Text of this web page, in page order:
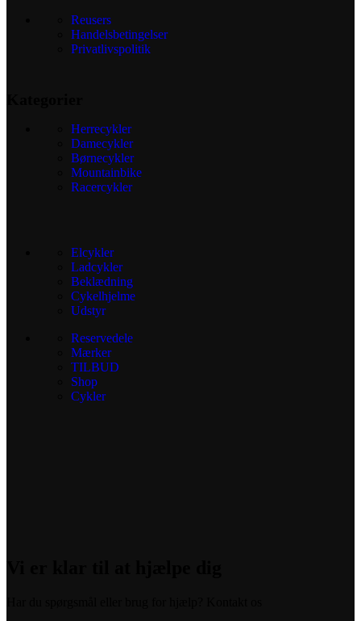
Reusers
Handelsbetingelser
Privatlivspolitik
Herrecykler
Damecykler
Børnecykler
Mountainbike
Racercykler
Elcykler
Ladcykler
Beklædning
Cykelhjelme
Udstyr
Reservedele
Mærker
TILBUD
Shop
Cykler